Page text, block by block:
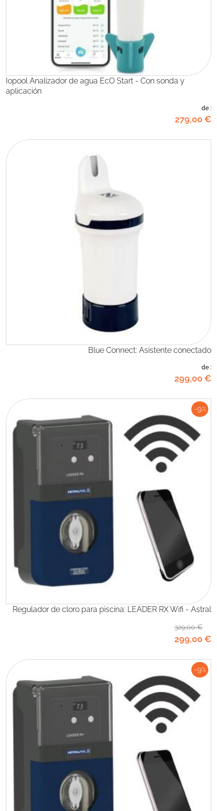
Iopool Analizador de agua EcO Start - Con sonda y
aplicación
de :
279,00 €
Blue Connect: Asistente conectado
de :
299,00 €
Regulador de cloro para piscina: LEADER RX Wifi - Astral
329,00€
299,00 €
-9%
-9%